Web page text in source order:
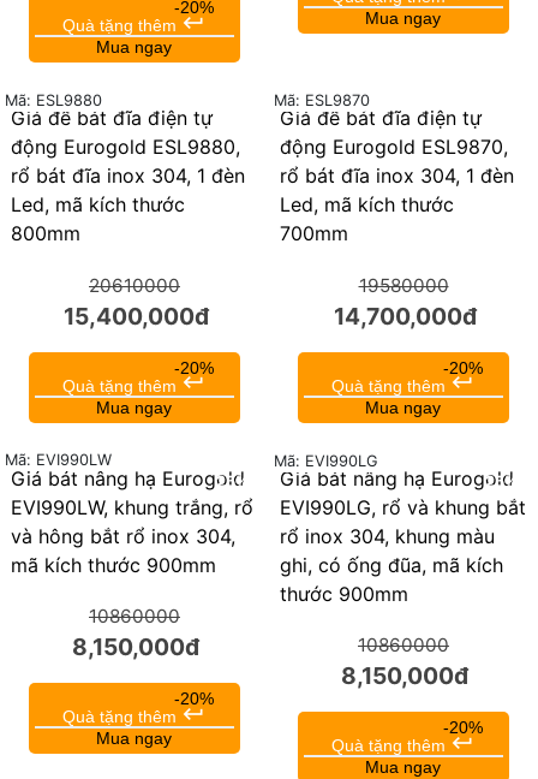
-20%
Quà tặng thêm keyboard_return
Mua ngay
Mua ngay
Giá để bát đĩa điện tự
động Eurogold ESL9880,
rổ bát đĩa inox 304, 1 đèn
Led, mã kích thước
800mm
Mã: ESL9880
20610000
15,400,000đ
-20%
Quà tặng thêm keyboard_return
Mua ngay
Giá để bát đĩa điện tự
động Eurogold ESL9870,
rổ bát đĩa inox 304, 1 đèn
Led, mã kích thước
700mm
Mã: ESL9870
19580000
14,700,000đ
-20%
Quà tặng thêm keyboard_return
Mua ngay
25%
Giá bát nâng hạ Eurogold
EVI990LW, khung trắng, rổ
và hông bắt rổ inox 304,
mã kích thước 900mm
Mã: EVI990LW
10860000
8,150,000đ
-20%
Quà tặng thêm keyboard_return
Mua ngay
25%
Giá bát nâng hạ Eurogold
EVI990LG, rổ và khung bắt
rổ inox 304, khung màu
ghi, có ống đũa, mã kích
thước 900mm
Mã: EVI990LG
10860000
8,150,000đ
-20%
Quà tặng thêm keyboard_return
Mua ngay